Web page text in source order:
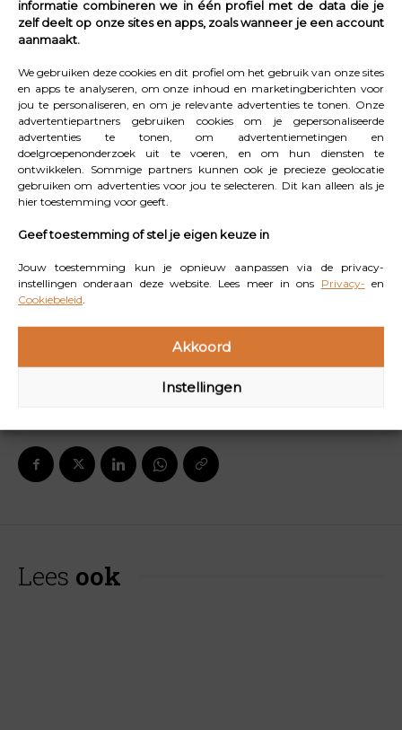
informatie combineren we in één profiel met de data die je
zelf deelt op onze sites en apps, zoals wanneer je een account
aanmaakt.
We gebruiken deze cookies en dit profiel om het gebruik van onze sites
en apps te analyseren, om onze inhoud en marketingberichten voor
jou te personaliseren, en om je relevante advertenties te tonen. Onze
advertentiepartners gebruiken cookies om je gepersonaliseerde
advertenties te tonen, om advertentiemetingen en
doelgroepenonderzoek uit te voeren, en om hun diensten te
ontwikkelen. Sommige partners kunnen ook je precieze geolocatie
gebruiken om advertenties voor jou te selecteren. Dit kan alleen als je
hier toestemming voor geeft.
Geef toestemming of stel je eigen keuze in
Jouw toestemming kun je opnieuw aanpassen via de privacy-
instellingen onderaan deze website. Lees meer in ons Privacy- en
Cookiebeleid
Akkoord
Instellingen
nog maar uit te kiezen. Als je geluk hebt is de fiets op
voorraad. Dan wordt ‘ie meteen rijklaar gemaakt en kun
geval, dan wordt jouw fiets besteld en kun je hem
binnen een week in de vestiging naar keuze ophalen.
Ook voor bijbehorende accessoires als een fietshelm
en extra verlichting ben je bij Stella aan het juiste adres.
Stella adviseert om één keer per jaar een
onderhoudsbeurt in te plannen, zodat je veilig onderweg
bent en je langer plezier hebt van je fiets.
Deze maand verkoopt Stella in de flagshipstores
in Beverwijk en Nunspeet een grote partij fietsen
die verhuisschade heeft opgelopen bij de
verhuizing naar het nieuwe magazijn. Klein
Lees ook